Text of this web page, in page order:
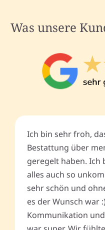
Was unsere
Ich bin sehr froh,
Bestattung über
geregelt haben. Ich
alles auch so
sehr schön und
es der Wunsch war
Kommunikation